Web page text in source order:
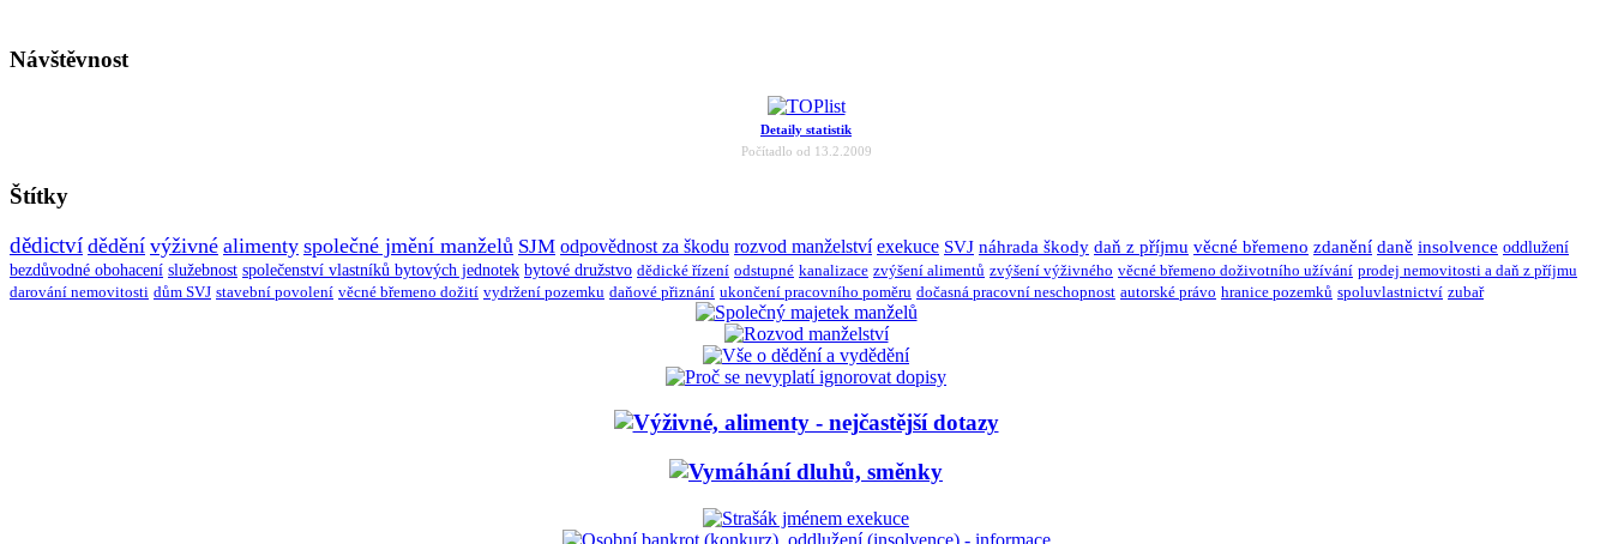
Návštěvnost
Detaily statistik
Počítadlo od 13.2.2009
Štítky
dědictví dědění výživné alimenty společné jmění manželů SJM odpovědnost za škodu rozvod manželství exekuce SVJ náhrada škody daň z příjmu věcné břemeno zdanění daně insolvence oddlužení
bezdůvodné obohacení služebnost společenství vlastníků bytových jednotek bytové družstvo dědické řízení odstupné kanalizace zvýšení alimentů zvýšení výživného věcné břemeno doživotního užívání prodej nemovitosti a daň z příjmu
darování nemovitosti dům SVJ stavební povolení věcné břemeno dožití vydržení pozemku daňové přiznání ukončení pracovního poměru dočasná pracovní neschopnost autorské právo hranice pozemků spoluvlastnictví zubař